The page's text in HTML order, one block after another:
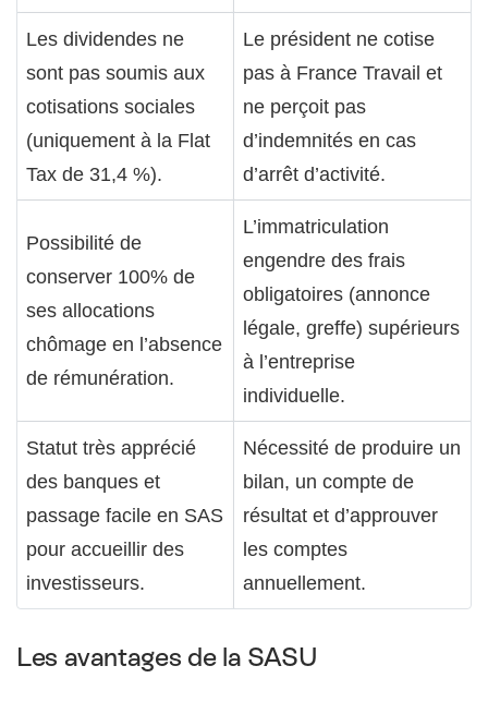
Les dividendes ne
sont pas soumis aux
cotisations sociales
(uniquement à la Flat
Tax de 31,4 %).
Le président ne cotise
pas à France Travail et
ne perçoit pas
d’indemnités en cas
d’arrêt d’activité.
Possibilité de
conserver 100% de
ses allocations
chômage en l’absence
de rémunération.
L’immatriculation
engendre des frais
obligatoires (annonce
légale, greffe) supérieurs
à l’entreprise
individuelle.
Statut très apprécié
des banques et
passage facile en SAS
pour accueillir des
investisseurs.
Nécessité de produire un
bilan, un compte de
résultat et d’approuver
les comptes
annuellement.
Les avantages de la SASU